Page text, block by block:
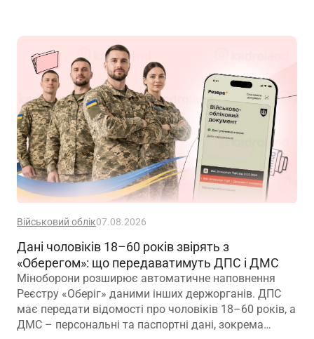
Військовий облік07.08.2026
Дані чоловіків 18–60 років звірять з
«Оберегом»: що передаватимуть ДПС і ДМС
Міноборони розширює автоматичне наповнення
Реєстру «Оберіг» даними інших держорганів. ДПС
має передати відомості про чоловіків 18–60 років, а
ДМС – персональні та паспортні дані, зокрема